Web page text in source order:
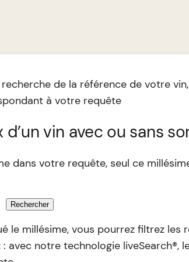
de la référence de votre
à votre requête
vin avec ou sans
dans votre requête, seul ce
Rechercher
le millésime, vous pourrez filtrez
: avec notre technologie